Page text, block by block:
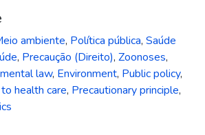
ambiente, Política pública, Saúde
, Precaução (Direito), Zoonoses,
law, Environment, Public policy,
health care, Precautionary principle,